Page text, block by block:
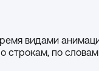
видами
строкам, по